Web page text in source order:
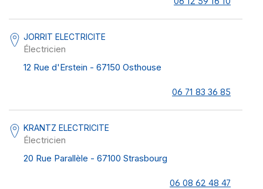
JORRIT ELECTRICITE
Électricien
12 Rue d'Erstein - 67150 Osthouse
06 71 83 36 85
KRANTZ ELECTRICITE
Électricien
20 Rue Parallèle - 67100 Strasbourg
06 08 62 48 47